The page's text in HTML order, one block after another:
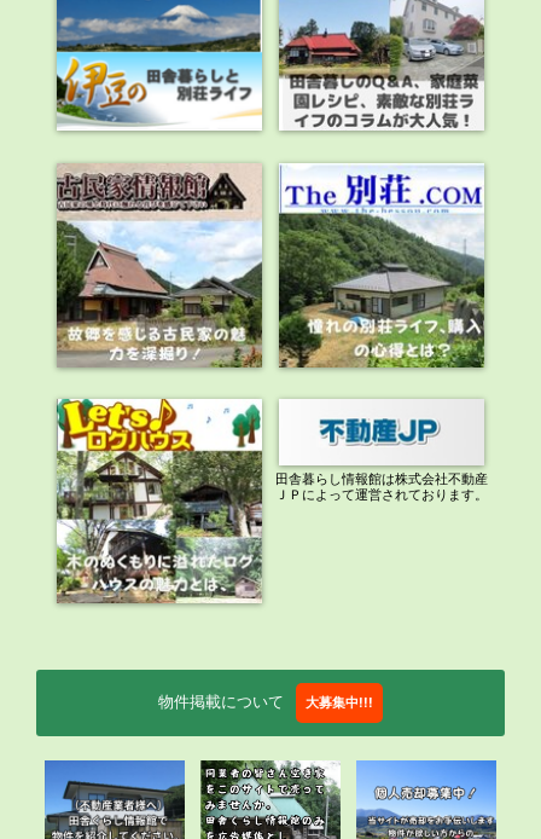
田舎暮らし情報館は株式会社不動産
ＪＰによって運営されております。
物件掲載について 大募集中!!!